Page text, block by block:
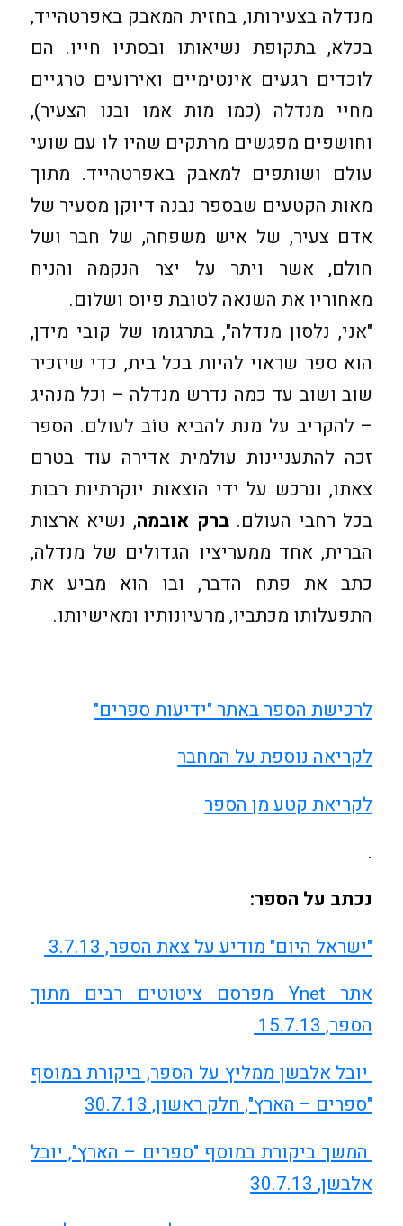
מנדלה בצעירותו, בחזית המאבק באפרטהייד,
בכלא, בתקופת נשיאותו ובסתיו חייו. הם
לוכדים רגעים אינטימיים ואירועים טרגיים
מחיי מנדלה (כמו מות אמו ובנו הצעיר),
וחושפים מפגשים מרתקים שהיו לו עם שועי
עולם ושותפים למאבק באפרטהייד. מתוך
מאות הקטעים שבספר נבנה דיוקן מסעיר של
אדם צעיר, של איש משפחה, של חבר ושל
חולם, אשר ויתר על יצר הנקמה והניח
מאחוריו את השנאה לטובת פיוס ושלום.
"אני, נלסון מנדלה", בתרגומו של קובי מידן,
הוא ספר שראוי להיות בכל בית, כדי שיזכיר
שוב ושוב עד כמה נדרש מנדלה – וכל מנהיג
– להקריב על מנת להביא טוֹב לעולם. הספר
זכה להתעניינות עולמית אדירה עוד בטרם
צאתו, ונרכש על ידי הוצאות יוקרתיות רבות
בכל רחבי העולם.ברק אובמה, נשיא ארצות
הברית, אחד ממעריציו הגדולים של מנדלה,
כתב את פתח הדבר, ובו הוא מביע את
התפעלותו מכתביו, מרעיונותיו ומאישיותו.
לרכישת הספר באתר "ידיעות ספרים"
לקריאה נוספת על המחבר
לקריאת קטע מן הספר
.
נכתב על הספר:
"ישראל היום" מודיע על צאת הספר, 3.7.13
אתר Ynet מפרסם ציטוטים רבים מתוך
הספר, 15.7.13
יובל אלבשן ממליץ על הספר, ביקורת במוסף
"ספרים – הארץ", חלק ראשון, 30.7.13
המשך ביקורת במוסף "ספרים – הארץ", יובל
אלבשן,30.7.13